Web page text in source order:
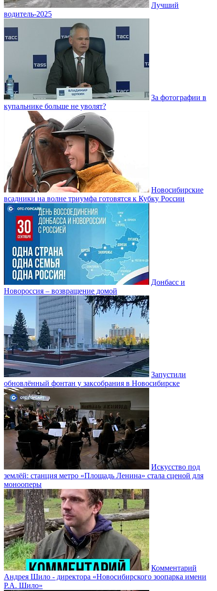
Лучший
водитель-2025
За фотографии в
купальнике больше не уволят?
Новосибирские
всадники на волне триумфа готовятся к Кубку России
Донбасс и
Новороссия – возвращение домой
Запустили
обновлённый фонтан у заксобрания в Новосибирске
Искусство под
землёй: станция метро «Площадь Ленина» стала сценой для
монооперы
Комментарий
Андрея Шило - директора «Новосибирского зоопарка имени
Р.А. Шило»